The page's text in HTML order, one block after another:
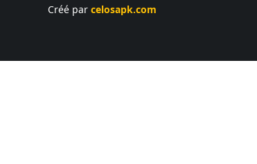
Créé par celosapk.com